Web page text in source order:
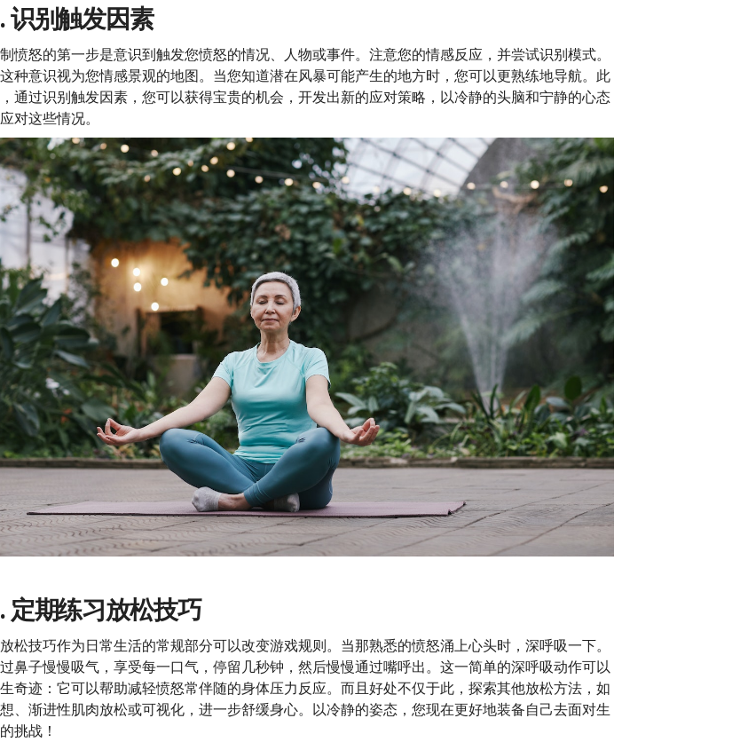
识别触发因素
愤怒的第一步是意识到触发您愤怒的情况、人物或事件。注意您的情感反应，并尝试识别模式。
种意识视为您情感景观的地图。当您知道潜在风暴可能产生的地方时，您可以更熟练地导航。此
通过识别触发因素，您可以获得宝贵的机会，开发出新的应对策略，以冷静的头脑和宁静的心态
对这些情况。
定期练习放松技巧
松技巧作为日常生活的常规部分可以改变游戏规则。当那熟悉的愤怒涌上心头时，深呼吸一下。
鼻子慢慢吸气，享受每一口气，停留几秒钟，然后慢慢通过嘴呼出。这一简单的深呼吸动作可以
奇迹：它可以帮助减轻愤怒常伴随的身体压力反应。而且好处不仅于此，探索其他放松方法，如
、渐进性肌肉放松或可视化，进一步舒缓身心。以冷静的姿态，您现在更好地装备自己去面对生
挑战！